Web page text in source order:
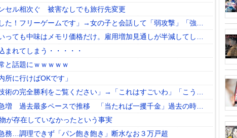
セル相次ぐ 被害なしでも旅行先変更
た！フリーゲームです」→女の子と会話して「弱攻撃」「強攻
ガチでダークソウルなんだがｗｗｗｗｗ
っても中味はメモリ価格だけ。雇用増加見通しが半減してしま
っすね
まれてしまう・・・・・
と話題にｗｗｗｗｗ
に行けばOKです」
術の完全勝利をご覧ください」→「これはすごいわ」「こうい
感じがしない・・・」「あれがまさに経験値である」
増 過去最多ペースで推移 「当たれば一攫千金」過去の時代
が存在していなかったという事実
務…調理できず「パン飽き飽き」断水なお３万戸超